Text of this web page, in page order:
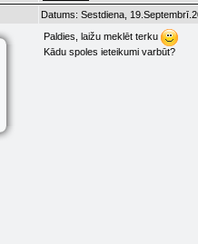
Datums: Sestdiena,
Paldies, laižu meklēt terku
Kādu spoles ieteikumi varbūt?